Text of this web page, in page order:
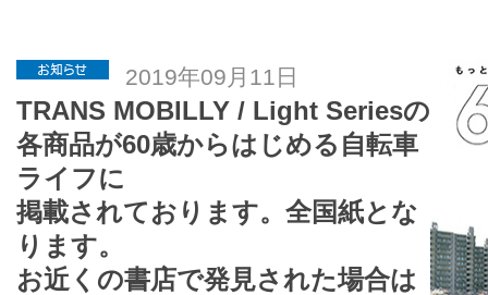
2019年09月11日
TRANS MOBILLY / Light Seriesの
各商品が60歳からはじめる自転車
ライフに
掲載されております。全国紙とな
ります。
お近くの書店で発見された場合は